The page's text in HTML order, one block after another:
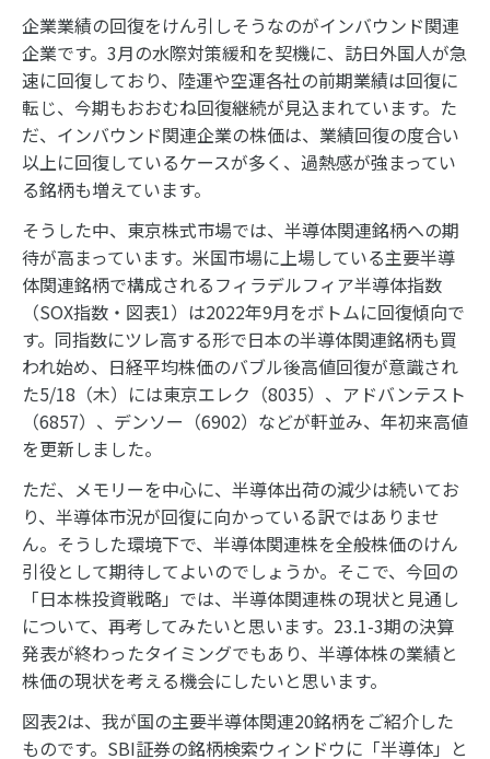
企業業績の回復をけん引しそうなのがインバウンド関連
企業です。3月の水際対策緩和を契機に、訪日外国人が急
速に回復しており、陸運や空運各社の前期業績は回復に
転じ、今期もおおむね回復継続が見込まれています。た
だ、インバウンド関連企業の株価は、業績回復の度合い
以上に回復しているケースが多く、過熱感が強まってい
る銘柄も増えています。
そうした中、東京株式市場では、半導体関連銘柄への期
待が高まっています。米国市場に上場している主要半導
体関連銘柄で構成されるフィラデルフィア半導体指数
（SOX指数・図表1）は2022年9月をボトムに回復傾向で
す。同指数にツレ高する形で日本の半導体関連銘柄も買
われ始め、日経平均株価のバブル後高値回復が意識され
た5/18（木）には東京エレク（8035）、アドバンテスト
（6857）、デンソー（6902）などが軒並み、年初来高値
を更新しました。
ただ、メモリーを中心に、半導体出荷の減少は続いてお
り、半導体市況が回復に向かっている訳ではありませ
ん。そうした環境下で、半導体関連株を全般株価のけん
引役として期待してよいのでしょうか。そこで、今回の
「日本株投資戦略」では、半導体関連株の現状と見通し
について、再考してみたいと思います。23.1-3期の決算
発表が終わったタイミングでもあり、半導体株の業績と
株価の現状を考える機会にしたいと思います。
図表2は、我が国の主要半導体関連20銘柄をご紹介した
ものです。SBI証券の銘柄検索ウィンドウに「半導体」と